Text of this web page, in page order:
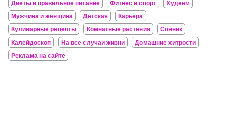
Диеты и правильное питание
Фитнес и спорт
Худеем
Мужчина и женщина
Детская
Карьера
Кулинарные рецепты
Комнатные растения
Сонник
Калейдоскоп
На все случаи жизни
Домашние хитрости
Реклама на сайте